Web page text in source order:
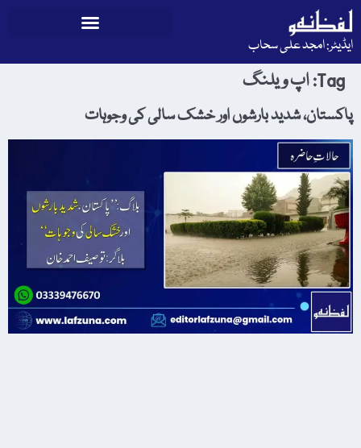
ایڈیٹر: امجد علی سحاب
Tag: اپ ویلنگ
پاکستان، شدید بارشوں اور خشک سالی کی وجوہات